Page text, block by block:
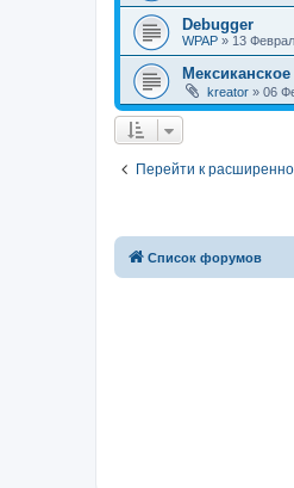
Debugger
WPAP » 13
kreator » 06
Перейти к
Список форумов